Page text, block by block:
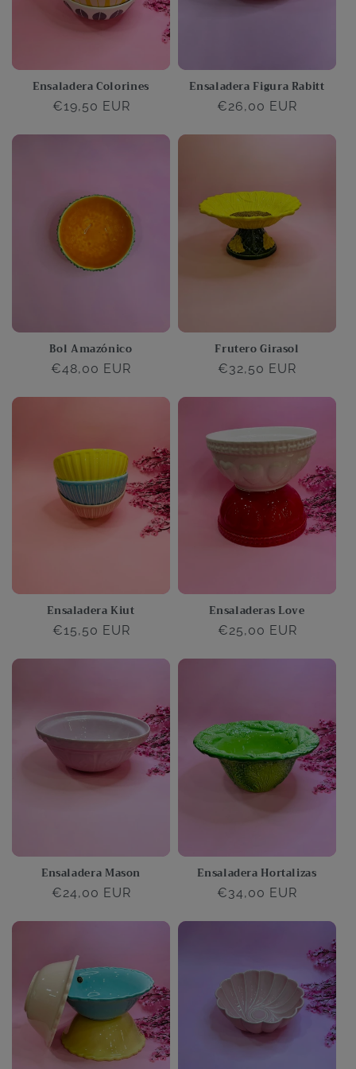
Ensaladera Colorines
Precio
€19,50 EUR
Ensaladera Figura Rabitt
Precio
€26,00 EUR
Bol Amazónico
Precio
€48,00 EUR
Frutero Girasol
Precio
€32,50 EUR
Ensaladera Kiut
Precio
€15,50 EUR
Ensaladeras Love
Precio
€25,00 EUR
Ensaladera Mason
Precio
€24,00 EUR
Ensaladera Hortalizas
Precio
€34,00 EUR